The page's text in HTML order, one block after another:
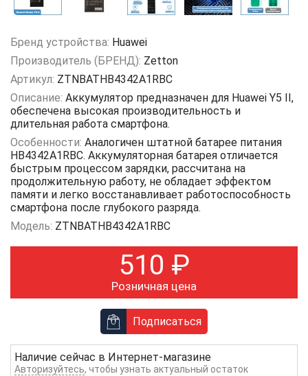
Бренд устройства: Huawei
Производитель (БРЕНД): Zetton
Артикул: ZTNBATHB4342A1RBC
Описание: Аккумулятор предназначен для Huawei Y5 II,
обеспечена высокая производительность и
длительная работа смартфона.
Особенности: Аналогичен штатной батарее питания
HB4342A1RBC. Аккумуляторная батарея отличается
быстрым процессом зарядки, рассчитана на
продолжительную работу, не обладает эффектом
памяти и легко восстанавливает работоспособность
смартфона после глубокого разряда.
Модель: ZTNBATHB4342A1RBC
510 ₽
Розничная цена
Подписаться
Наличие сейчас в Интернет-магазине
Авторизуйтесь, чтобы узнать актуальный остаток